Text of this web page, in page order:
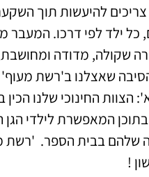
צריכים להיעשות תוך
ילד לפי דרכו. המעבר
שקולה, מדודה
שאצלנו ב'רשת
החינוכי שלנו
המאפשרת לילדי הגן
שלהם בבית הספר. 'רשת
!